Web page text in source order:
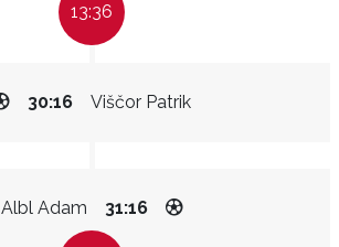
13:36
Viščor Patrik
30:16
Albl Adam 31:16